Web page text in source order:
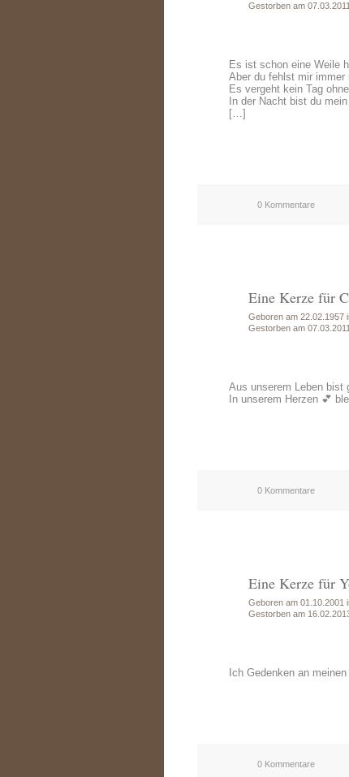
Gestorben am
Es ist schon eine Weile
Aber du fehlst mir immer
Es vergeht kein Tag
In der Nacht bist du
[…]
0 Kommentare
Eine Kerze für
Geboren am 22.02.1957
Gestorben am
Aus unserem Leben bist
In unserem Herzen 💕
0 Kommentare
Eine Kerze für
Geboren am 01.10.2001
Gestorben am
Ich Gedenken an
0 Kommentare